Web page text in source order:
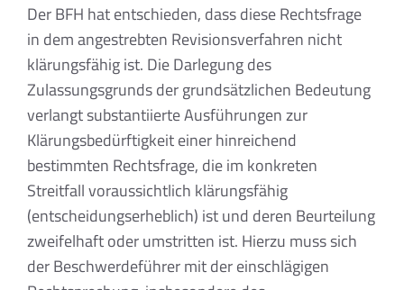
Der BFH hat entschieden, dass diese Rechtsfrage
in dem angestrebten Revisionsverfahren nicht
klärungsfähig ist. Die Darlegung des
Zulassungsgrunds der grundsätzlichen Bedeutung
verlangt substantiierte Ausführungen zur
Klärungsbedürftigkeit einer hinreichend
bestimmten Rechtsfrage, die im konkreten
Streitfall voraussichtlich klärungsfähig
(entscheidungserheblich) ist und deren Beurteilung
zweifelhaft oder umstritten ist. Hierzu muss sich
der Beschwerdeführer mit der einschlägigen